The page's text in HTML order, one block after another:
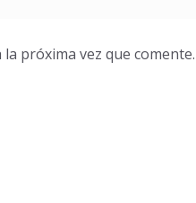
próxima vez que comente.